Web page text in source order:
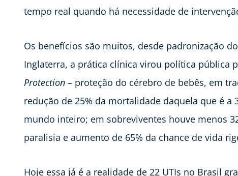
tempo real quando há necessidade de
Os benefícios são muitos, desde padronização
Inglaterra, a prática clínica virou política pública
Protection – proteção do cérebro de bebês, em
redução de 25% da mortalidade daquela que é a
mundo inteiro; em sobreviventes houve menos
paralisia e aumento de 65% da chance de vida
Hoje essa já é a realidade de 22 UTIs no Brasil